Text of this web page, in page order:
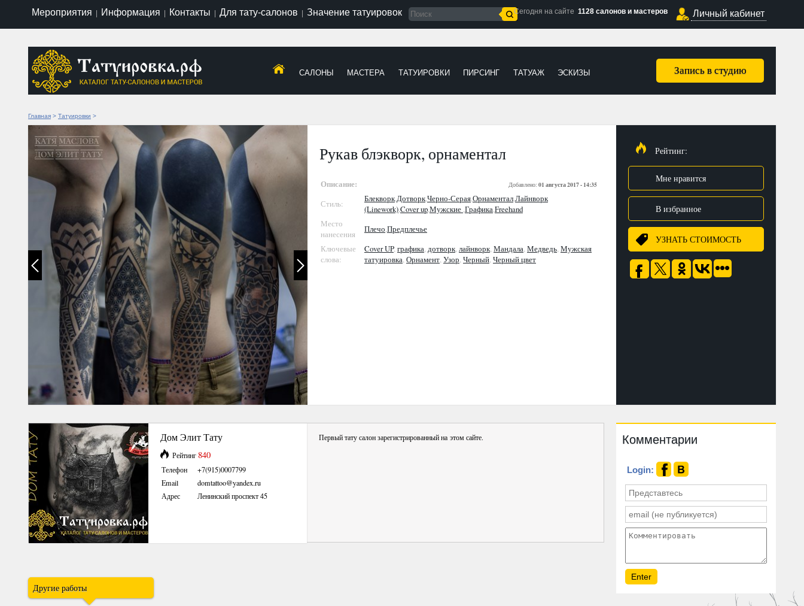
Мероприятия Информация Контакты Для тату-салонов Значение татуировок Сегодня на сайте 1128 салонов и мастеров Личный кабинет
Запись в студию
САЛОНЫ МАСТЕРА ТАТУИРОВКИ ПИРСИНГ ТАТУАЖ ЭСКИЗЫ
Главная > Татуировки >
Рукав блэкворк, орнаментал
Описание: Добавлено: 01 августа 2017 - 14:35
Стиль: Блекворк,Дотворк,Черно-Серая,Орнаментал,Лайнворк
(Linework),Cover up,Мужские ,Графика,Freehand
Место
нанесения
Плечо,Предплечье
Ключевые
слова:
Cover UP,графика,дотворк,лайнворк,Мандала,Медведь,Мужская
татуировка,Орнамент,Узор,Черный,Черный цвет
Рейтинг:
Мне нравится
В избранное
УЗНАТЬ СТОИМОСТЬ
Дом Элит Тату
Рейтинг840
Телефон
+7(915)0007799
Email
domtattoo@yandex.ru
Адрес
Ленинский проспект 45
Первый тату салон зарегистрированный на этом сайте.
Другие работы
Комментарии
Login: